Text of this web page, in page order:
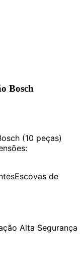
Bosch
(10 peças)
Escovas de
Alta Segurança